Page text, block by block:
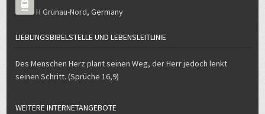
H Grünau-Nord,Germany
LIEBLINGSBIBELSTELLE UND LEBENSLEITLINIE
Des Menschen Herz plant seinen Weg, der Herr jedoch lenkt
seinen Schritt. (Sprüche 16,9)
WEITERE INTERNETANGEBOTE